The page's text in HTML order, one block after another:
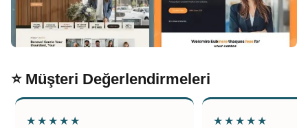
⭐ Müşteri Değerlendirmeleri
★★★★★ ★★★★★